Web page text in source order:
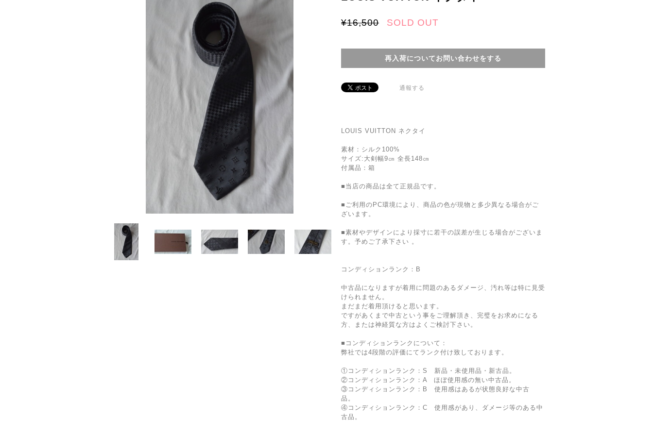
¥16,500 SOLD OUT
再入荷についてお問い合わせをする
通報する
LOUIS VUITTON ネクタイ
素材：シルク100%
サイズ:大剣幅9㎝ 全長148㎝
付属品：箱
■当店の商品は全て正規品です。
■ご利用のPC環境により、商品の色が現物と多少異なる場合がご
ざいます。
■素材やデザインにより採寸に若干の誤差が生じる場合がございま
す。予めご了承下さい 。
コンディションランク：B
中古品になりますが着用に問題のあるダメージ、汚れ等は特に見受
けられません。
まだまだ着用頂けると思います。
ですがあくまで中古という事をご理解頂き、完璧をお求めになる
方、または神経質な方はよくご検討下さい。
■コンディションランクについて：
弊社では4段階の評価にてランク付け致しております。
①コンディションランク：S 新品・未使用品・新古品。
②コンディションランク：A ほぼ使用感の無い中古品。
③コンディションランク：B 使用感はあるが状態良好な中古
品。
④コンディションランク：C 使用感があり、ダメージ等のある中
古品。